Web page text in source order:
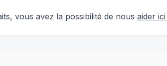
vous avez la possibilité de nous aider